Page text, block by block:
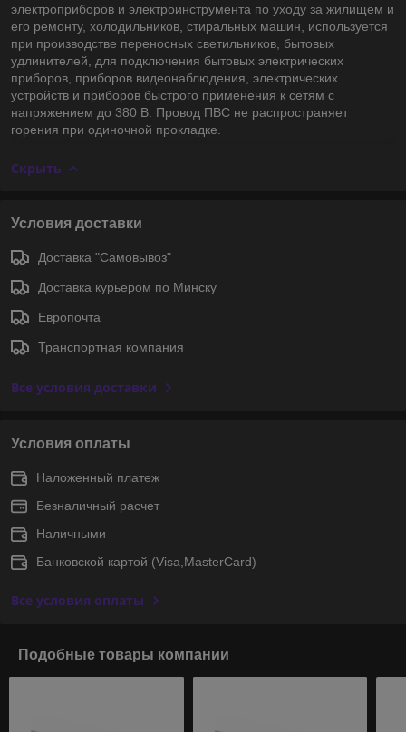
электроприборов и электроинструмента по уходу за жилищем и
его ремонту, холодильников, стиральных машин, используется
при производстве переносных светильников, бытовых
удлинителей, для подключения бытовых электрических
приборов, приборов видеонаблюдения, электрических
устройств и приборов быстрого применения к сетям с
напряжением до 380 В. Провод ПВС не распространяет
горения при одиночной прокладке.
Скрыть
Условия доставки
Доставка "Самовывоз"
Доставка курьером по Минску
Европочта
Транспортная компания
Все условия доставки
Условия оплаты
Наложенный платеж
Безналичный расчет
Наличными
Банковской картой (Visa,MasterCard)
Все условия оплаты
Подобные товары компании